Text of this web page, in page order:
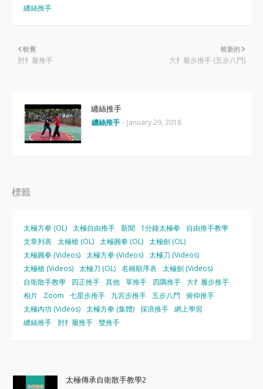
纏絲推手
較新的
大扌履步推手 (五步八門)
較舊
肘扌履推手
纏絲推手
纏絲推手 - January 29, 2018
標籤
太極方拳 (OL) 太極自由推手 新聞 1分鐘太極拳
自由推手教學
文章列表 太極槍 (OL) 太極圓拳 (OL) 太極劍 (OL)
太極圓拳 (Videos) 太極方拳 (Videos) 太極刀 (Videos)
太極槍 (Videos) 太極刀 (OL) 名稱順序表 太極劍 (Videos)
自衛散手教學
四正推手 其他 單推手 四隅推手 大扌履步推手
相片
Zoom 七星步推手 九宮步推手 五步八門
俯仰推手
太極內功 (Videos) 太極方拳 (集體) 採浪推手 網上學習
纏絲推手
肘扌履推手 雙推手
太極傳承自衛散手教學2